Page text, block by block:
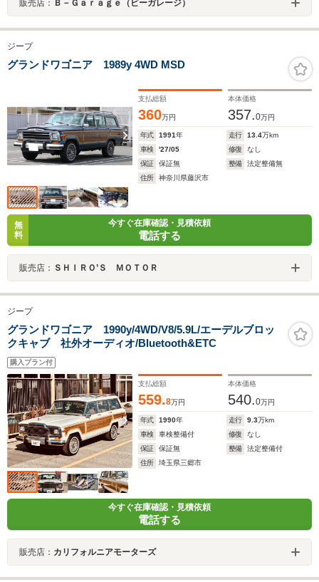
販売店： Ｂ－Ｇａｒａｇｅ（ビーガレージ）
ジープ
グランドワゴニア 1989y 4WD MSD
支払総額
360万円
本体価格
357.0万円
年式 1991年 走行 13.4万km
車検
'27/05 修復
なし
保証
保証無 整備
法定整備無
住所
神奈川県藤沢市
無
料
今すぐ在庫確認・見積依頼
電話する
販売店： ＳＨＩＲＯ’Ｓ ＭＯＴＯＲ
ジープ
グランドワゴニア 1990y/4WD/V8/5.9L/エーデルブロッ
クキャブ 社外オーディオ/Bluetooth&ETC
購入プラン付
支払総額
559.8万円
本体価格
540.0万円
年式 1990年 走行 9.3万km
車検
車検整備付 修復
なし
保証
保証無 整備
法定整備付
住所
埼玉県三郷市
今すぐ在庫確認・見積依頼
電話する
販売店： カリフォルニアモーターズ